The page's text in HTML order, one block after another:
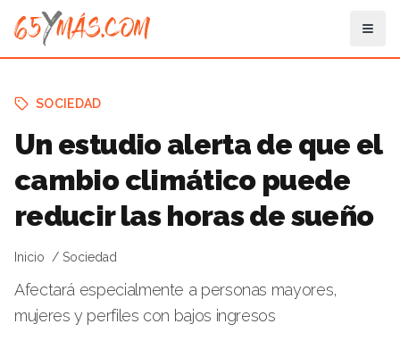
SOCIEDAD
Un estudio alerta de que el
cambio climático puede
reducir las horas de sueño
Inicio Sociedad
Afectará especialmente a personas mayores,
mujeres y perfiles con bajos ingresos